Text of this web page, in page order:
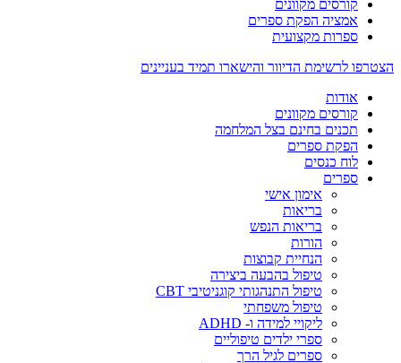
קורסים מקוונים
אמציה הפקת ספרים
ספרות מקצועית
הצטרפו לרשימת הדיוור והישארו תמיד בעניינים
אודות
קורסים מקוונים
תכנים בחינם בצל המלחמה
הפקת ספרים
לוח כנסים
ספרים
אימון אישי
בריאות
בריאות הנפש
הורות
הנחיית קבוצות
טיפול בהבעה ביצירה
טיפול התנהגותי קוגניטיבי CBT
טיפול משפחתי
ליקויי למידה ו- ADHD
ספרי ילדים טיפוליים
ספרים לגיל הרך